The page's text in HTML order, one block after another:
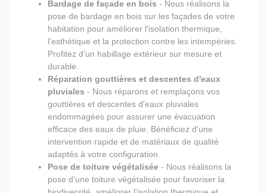
Bardage de façade en bois - Nous réalisons la
pose de bardage en bois sur les façades de votre
habitation pour améliorer l'isolation thermique,
l'esthétique et la protection contre les intempéries.
Profitez d'un habillage extérieur sur mesure et
durable.
Réparation gouttières et descentes d'eaux
pluviales - Nous réparons et remplaçons vos
gouttières et descentes d'eaux pluviales
endommagées pour assurer une évacuation
efficace des eaux de pluie. Bénéficiez d'une
intervention rapide et de matériaux de qualité
adaptés à votre configuration.
Pose de toiture végétalisée - Nous réalisons la
pose d'une toiture végétalisée pour favoriser la